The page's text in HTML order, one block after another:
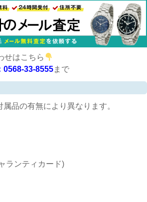
せはこちら
0568-33-8555まで
品の有無により異なります。
ランティカード)